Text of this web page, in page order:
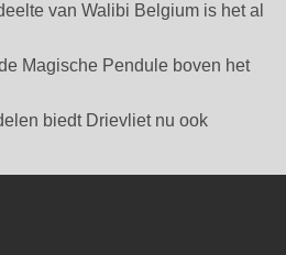
van Walibi Belgium is het al
Magische Pendule boven het
biedt Drievliet nu ook